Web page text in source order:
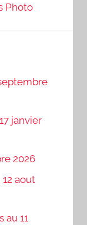
Photo
janvier
2026
aout
au 11